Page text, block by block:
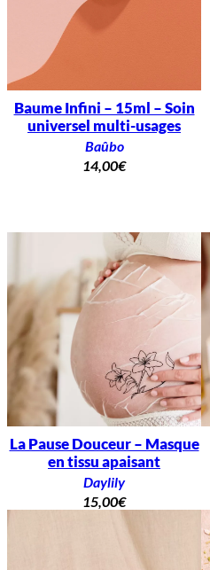
Baume Infini – 15ml – Soin
universel multi-usages
Baûbo
14,00€
La Pause Douceur – Masque
en tissu apaisant
Daylily
15,00€